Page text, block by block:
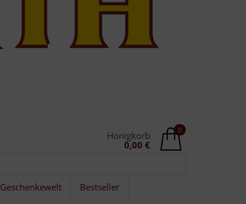
0
Honigkorb
0,00 €
Geschenkewelt
Bestseller